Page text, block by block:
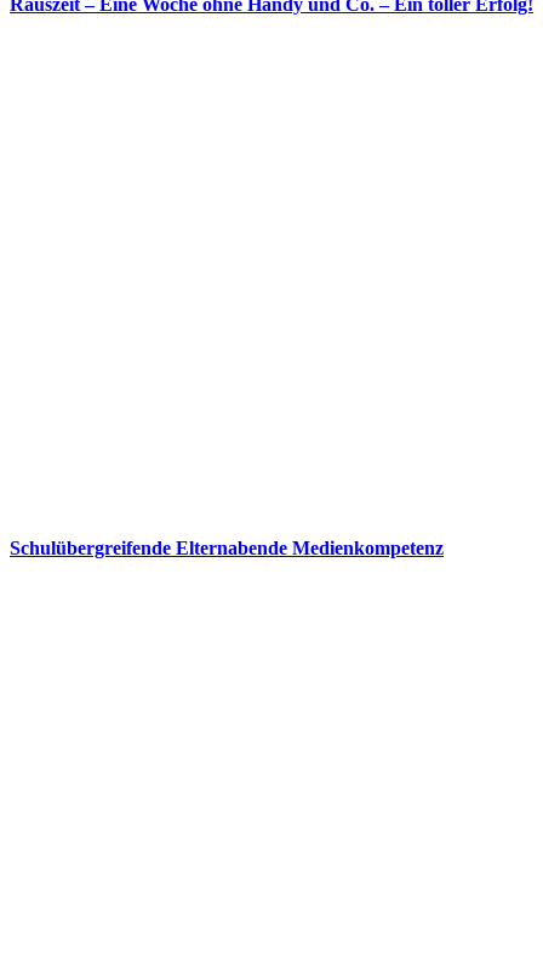
Rauszeit – Eine Woche ohne Handy und Co. – Ein toller Erfolg!
Schulübergreifende Elternabende Medienkompetenz